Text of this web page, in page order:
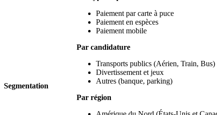
Segmentation
Paiement par carte à puce
Paiement en espèces
Paiement mobile
Par candidature
Transports publics (Aérien, Train, Bus)
Divertissement et jeux
Autres (banque, parking)
Par région